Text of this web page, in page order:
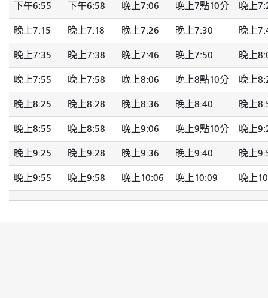
下午6:55 下午6:58 晚上7:06 晚上7點10分 晚上
晚上7:15 晚上7:18 晚上7:26 晚上7:30 晚上
晚上7:35 晚上7:38 晚上7:46 晚上7:50 晚上
晚上7:55 晚上7:58 晚上8:06 晚上8點10分 晚上
晚上8:25 晚上8:28 晚上8:36 晚上8:40 晚上
晚上8:55 晚上8:58 晚上9:06 晚上9點10分 晚上
晚上9:25 晚上9:28 晚上9:36 晚上9:40 晚上
晚上9:55 晚上9:58 晚上10:06 晚上10:09 晚上